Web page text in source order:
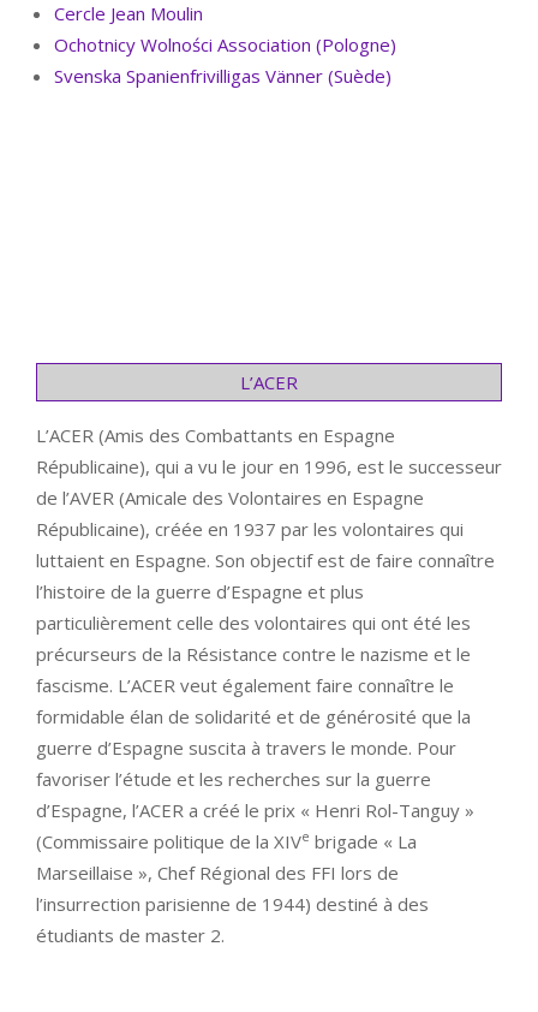
Cercle Jean Moulin
Ochotnicy Wolności Association (Pologne)
Svenska Spanienfrivilligas Vänner (Suède)
L’ACER
L’ACER (Amis des Combattants en Espagne
Républicaine), qui a vu le jour en 1996, est le successeur
de l’AVER (Amicale des Volontaires en Espagne
Républicaine), créée en 1937 par les volontaires qui
luttaient en Espagne. Son objectif est de faire connaître
l’histoire de la guerre d’Espagne et plus
particulièrement celle des volontaires qui ont été les
précurseurs de la Résistance contre le nazisme et le
fascisme. L’ACER veut également faire connaître le
formidable élan de solidarité et de générosité que la
guerre d’Espagne suscita à travers le monde. Pour
favoriser l’étude et les recherches sur la guerre
d’Espagne, l’ACER a créé le prix « Henri Rol-Tanguy »
(Commissaire politique de la XIVe brigade « La
Marseillaise », Chef Régional des FFI lors de
l’insurrection parisienne de 1944) destiné à des
étudiants de master 2.